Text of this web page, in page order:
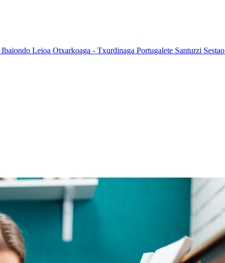
Ibaiondo Leioa Otxarkoaga - Txurdinaga Portugalete Santurzi Sestao